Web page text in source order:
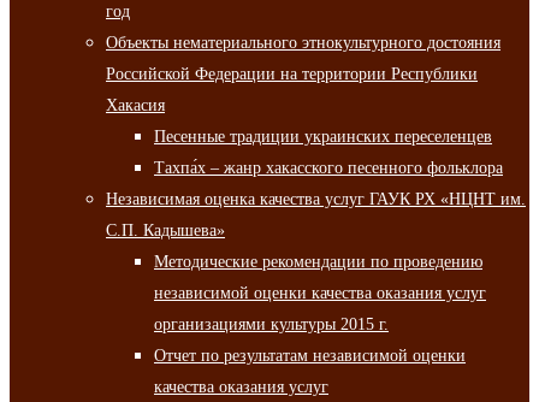
год
Объекты нематериального этнокультурного достояния
Российской Федерации на территории Республики
Хакасия
Песенные традиции украинских переселенцев
Тахпа́х – жанр хакасского песенного фольклора
Независимая оценка качества услуг ГАУК РХ «НЦНТ им.
С.П. Кадышева»
Методические рекомендации по проведению
независимой оценки качества оказания услуг
организациями культуры 2015 г.
Отчет по результатам независимой оценки
качества оказания услуг